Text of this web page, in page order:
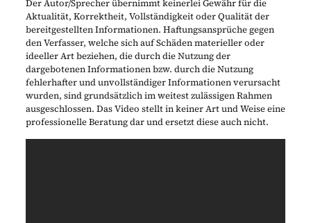
Der Autor/Sprecher übernimmt keinerlei Gewähr für die
Aktualität, Korrektheit, Vollständigkeit oder Qualität der
bereitgestellten Informationen. Haftungsansprüche gegen
den Verfasser, welche sich auf Schäden materieller oder
ideeller Art beziehen, die durch die Nutzung der
dargebotenen Informationen bzw. durch die Nutzung
fehlerhafter und unvollständiger Informationen verursacht
wurden, sind grundsätzlich im weitest zulässigen Rahmen
ausgeschlossen. Das Video stellt in keiner Art und Weise eine
professionelle Beratung dar und ersetzt diese auch nicht.